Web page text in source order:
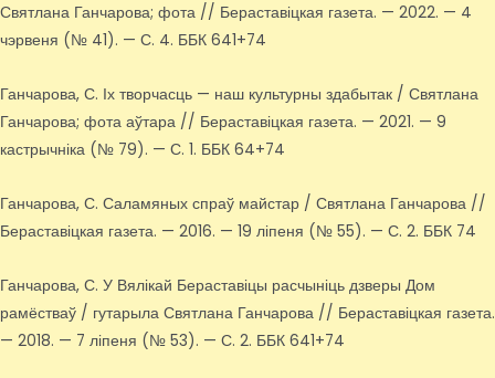
Святлана Ганчарова; фота // Бераставіцкая газета. — 2022. — 4
чэрвеня (№ 41). — С. 4. ББК 641+74
Ганчарова, С. Іх творчасць — наш культурны здабытак / Святлана
Ганчарова; фота аўтара // Бераставіцкая газета. — 2021. — 9
кастрычніка (№ 79). — С. 1. ББК 64+74
Ганчарова, С. Саламяных спраў майстар / Святлана Ганчарова //
Бераставіцкая газета. — 2016. — 19 ліпеня (№ 55). — С. 2. ББК 74
Ганчарова, С. У Вялікай Бераставіцы расчыніць дзверы Дом
рамёстваў / гутарыла Святлана Ганчарова // Бераставіцкая газета.
— 2018. — 7 ліпеня (№ 53). — С. 2. ББК 641+74